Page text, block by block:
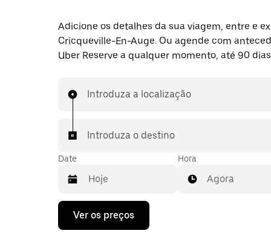
Adicione os detalhes da sua viagem, entre e
Cricqueville-En-Auge. Ou agende com
Uber Reserve a qualquer momento, até 90
Introduza a localização
Introduza o destino
Date
Prima
tecla
Hora
Agora
Ver os preços